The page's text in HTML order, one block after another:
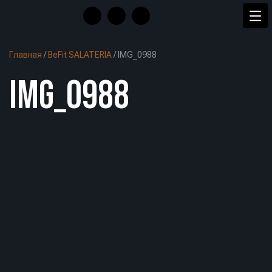
Главная / BeFit SALATERIA/ IMG_0988
IMG_0988